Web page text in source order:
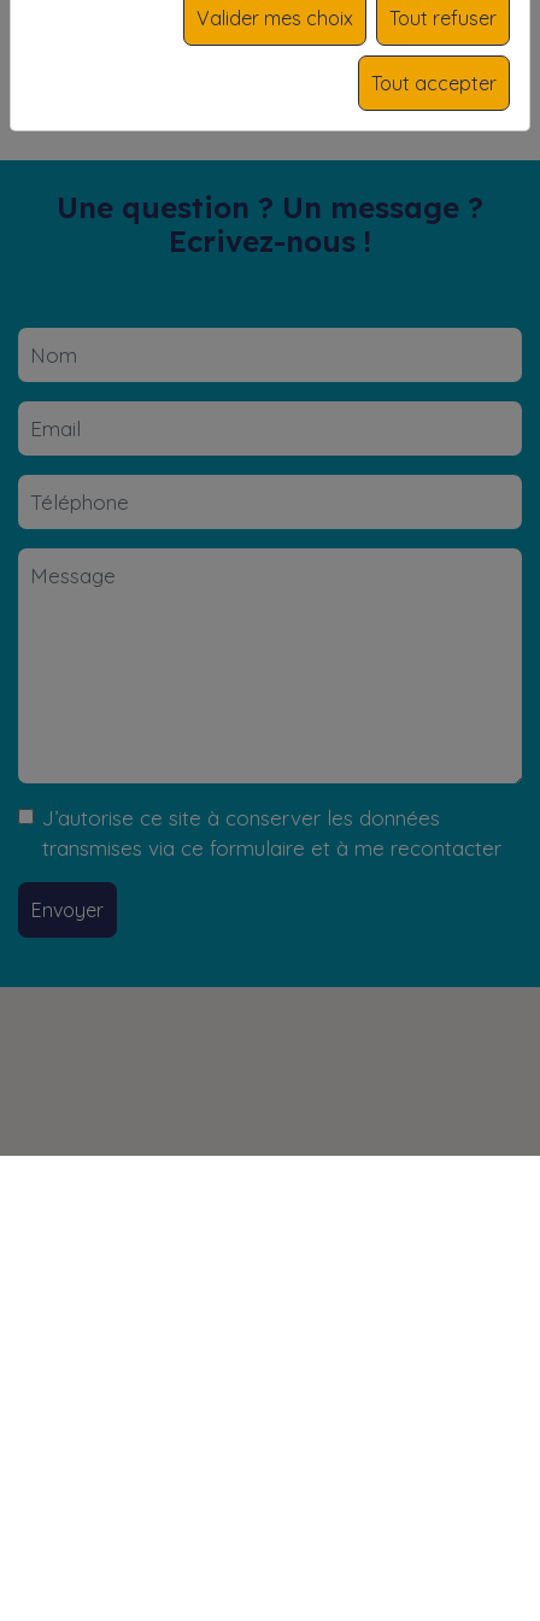
Téléphone Isabelle:
06 12 20 44 01
toute l'année sur réservation
Une question ? Un message ?
Ecrivez-nous !
J’autorise ce site à conserver les données
transmises via ce formulaire et à me recontacter
Envoyer
Valider mes choix Tout refuser
Tout accepter